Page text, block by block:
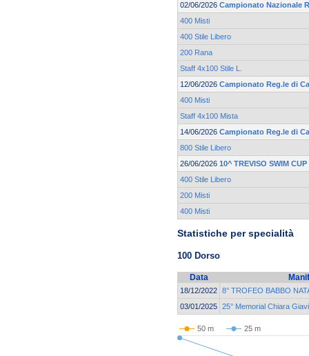
02/06/2026 Campionato Nazionale
400 Misti
400 Stile Libero
200 Rana
Staff 4x100 Stile L.
12/06/2026 Campionato Reg.le di
400 Misti
Staff 4x100 Mista
14/06/2026 Campionato Reg.le di
800 Stile Libero
26/06/2026 10^ TREVISO SWIM CUP
400 Stile Libero
200 Misti
400 Misti
Statistiche per specialità
100 Dorso
Data
18/12/2022 8° TROFEO BABBO
03/01/2025 25° Memorial Chiara
50 m 25 m